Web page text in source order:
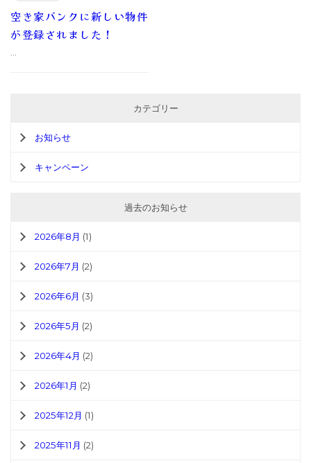
空き家バンクに新しい物件
が登録されました！
...
カテゴリー
お知らせ
キャンペーン
過去のお知らせ
2026年8月 (1)
2026年7月 (2)
2026年6月 (3)
2026年5月 (2)
2026年4月 (2)
2026年1月 (2)
2025年12月 (1)
2025年11月 (2)